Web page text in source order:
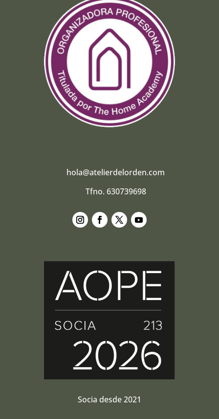
hola@atelierdelorden.com
Tfno. 630739698
Socia desde 2021